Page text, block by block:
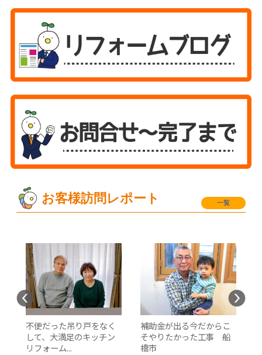
お客様訪問レポート 一覧
不便だった吊り戸をなく
して、大満足のキッチン
リフォーム...
補助金が出る今だからこ
そやりたかった工事 船
橋市